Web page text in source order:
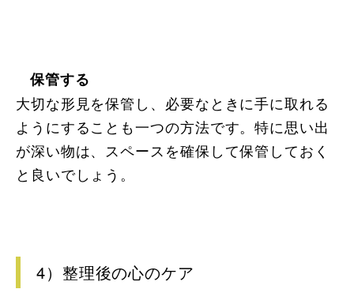
保管する
大切な形見を保管し、必要なときに手に取れる
ようにすることも一つの方法です。特に思い出
が深い物は、スペースを確保して保管しておく
と良いでしょう。
4）整理後の心のケア